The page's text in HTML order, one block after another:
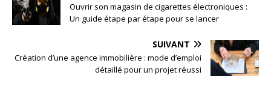
Ouvrir son magasin de cigarettes électroniques :
Un guide étape par étape pour se lancer
SUIVANT
Création d’une agence immobilière : mode d’emploi
détaillé pour un projet réussi